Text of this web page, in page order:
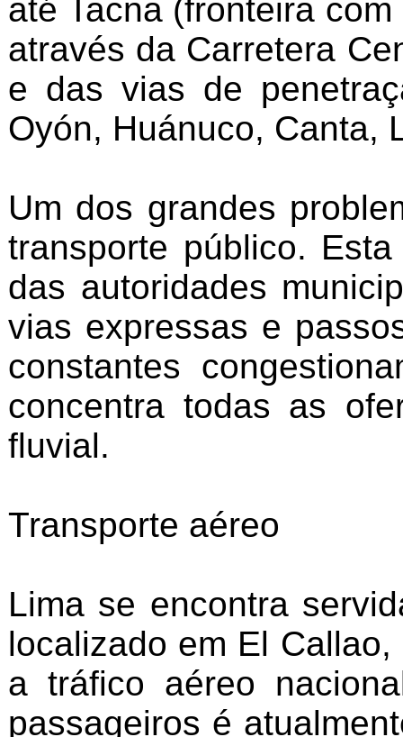
até Tacna (fronteira
através da Carretera
e das vias de
Oyón, Huánuco, Canta,
Um dos grandes
transporte público.
das autoridades
vias expressas e
constantes
concentra todas as
fluvial.
Transporte aéreo
Lima se encontra
localizado em El
a tráfico aéreo
passageiros é